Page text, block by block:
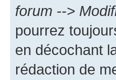
forum -->
pourrez
en décochant
rédaction de